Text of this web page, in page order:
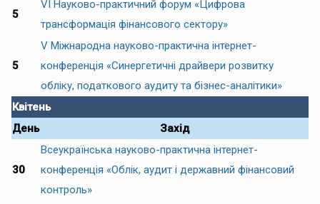
5
VI Науково-практичний форум «Цифрова
трансформація фінансового сектору»
5
V Міжнародна науково-практична інтернет-
конференція «Синергетичні драйвери розвитку
обліку, податкового аудиту та бізнес-аналітики»
Квітень
День
Захід
30
Всеукраїнська науково-практична інтернет-
конференція «Облік, аудит і державний фінансовий
контроль»